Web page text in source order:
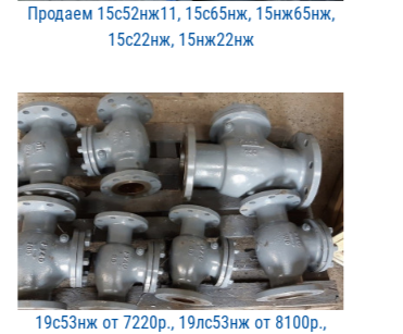
Продаем 15с52нж11, 15с65​нж, 15нж65нж,
15с22нж, 1​5нж22нж
19с53нж от 7220р., 19лс5​3нж от 8100р.,